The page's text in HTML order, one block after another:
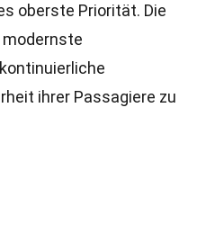
oberste Priorität. Die
ihrer Passagiere zu